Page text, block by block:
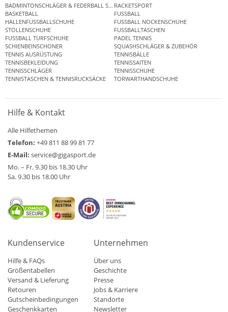
BADMINTONSCHLÄGER & FEDERBALL SETSRACKETSPORT
BASKETBALL
FUSSBALL
HALLENFUSSBALLSCHUHE
FUSSBALL NOCKENSCHUHE
STOLLENSCHUHE
FUSSBALLTASCHEN
FUSSBALL TURFSCHUHE
PADEL TENNIS
SCHIENBEINSCHONER
SQUASHSCHLÄGER & ZUBEHÖR
TENNIS AUSRÜSTUNG
TENNISBÄLLE
TENNISBEKLEIDUNG
TENNISSAITEN
TENNISSCHLÄGER
TENNISSCHUHE
TENNISTASCHEN & TENNISRUCKSÄCKE
TORWARTHANDSCHUHE
Hilfe & Kontakt
Alle Hilfethemen
Telefon: +49 811 88 99 81 77
E-Mail: service@gigasport.de
Mo. – Fr. 9.30 bis 18.30 Uhr
Sa. 9.30 bis 18.00 Uhr
Kundenservice
Hilfe & FAQs
Größentabellen
Versand & Lieferung
Retouren
Gutscheinbedingungen
Geschenkkarten
Unternehmen
Über uns
Geschichte
Presse
Jobs & Karriere
Standorte
Newsletter